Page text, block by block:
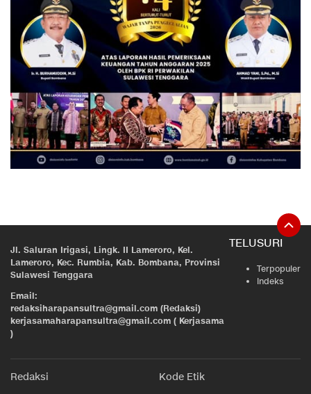
Jl. Saluran Irigasi, Lingk. II Lameroro, Kel.
Lameroro, Kec. Rumbia, Kab. Bombana, Provinsi
Sulawesi Tenggara
Email:
redaksiharapansultra@gmail.com (Redaksi)
kerjasamaharapansultra@gmail.com ( Kerjasama
)
TELUSURI
Terpopuler
Indeks
Redaksi
Kode Etik